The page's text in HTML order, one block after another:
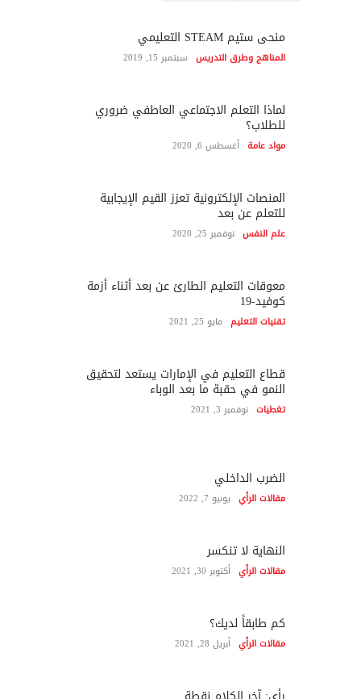
منحى ستيم STEAM التعليمي
المناهج وطرق التدريس سبتمبر 15, 2019
لماذا التعلم الاجتماعي العاطفي ضروري
للطلاب؟
مواد عامة أغسطس 6, 2020
المنصات الإلكترونية تعزز القيم الإيجابية
للتعلم عن بعد
علم النفس نوفمبر 25, 2020
معوقات التعليم الطارئ عن بعد أثناء أزمة
كوفيد-19
تقنيات التعليم مايو 25, 2021
قطاع التعليم في الإمارات يستعد لتحقيق
النمو في حقبة ما بعد الوباء
تغطيات نوفمبر 3, 2021
الضرب الداخلي
مقالات الرأي يونيو 7, 2022
النهاية لا تنكسر
مقالات الرأي أكتوبر 30, 2021
كم طابقاً لديك؟
مقالات الرأي أبريل 28, 2021